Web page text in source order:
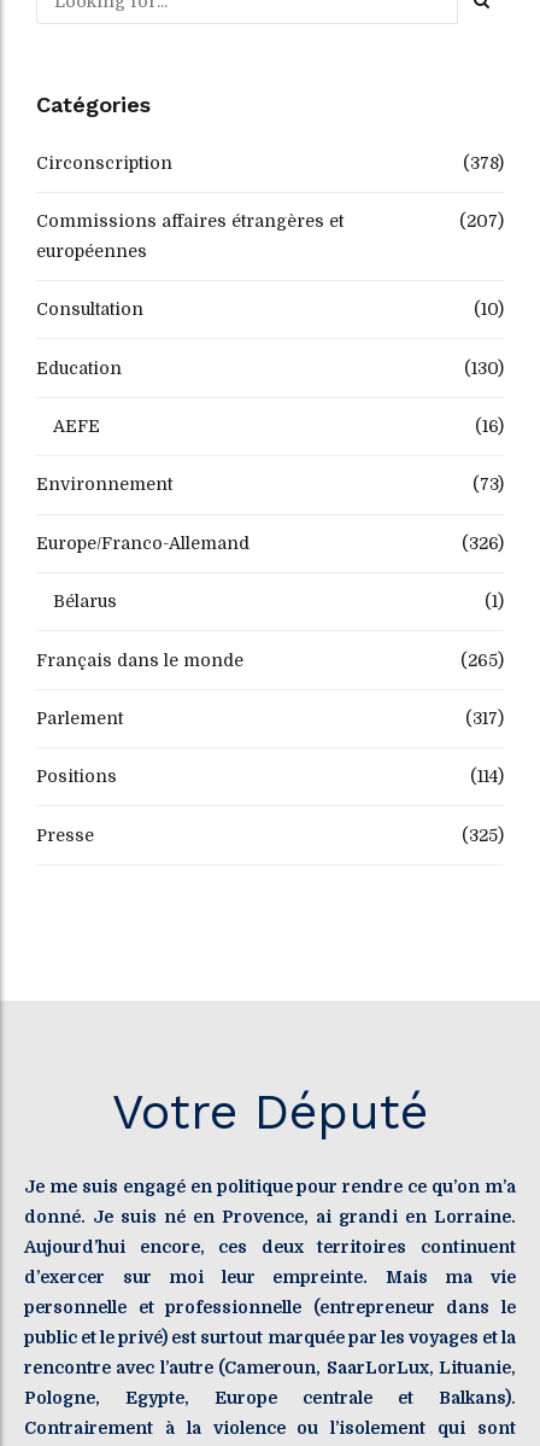
Catégories
Circonscription (378)
Commissions affaires étrangères et
européennes
(207)
Consultation (10)
Education (130)
AEFE (16)
Environnement (73)
Europe/Franco-Allemand (326)
Bélarus (1)
Français dans le monde (265)
Parlement (317)
Positions (114)
Presse (325)
Votre Député
Je me suis engagé en politique pour rendre ce qu’on m’a
donné. Je suis né en Provence, ai grandi en Lorraine.
Aujourd’hui encore, ces deux territoires continuent
d’exercer sur moi leur empreinte. Mais ma vie
personnelle et professionnelle (entrepreneur dans le
public et le privé) est surtout marquée par les voyages et la
rencontre avec l’autre (Cameroun, SaarLorLux, Lituanie,
Pologne, Egypte, Europe centrale et Balkans).
Contrairement à la violence ou l’isolement qui sont